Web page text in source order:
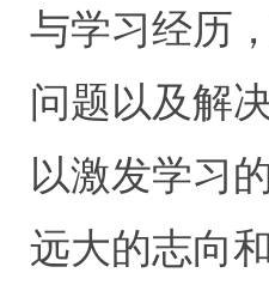
与学习经历
问题以及解
以激发学习
远大的志向